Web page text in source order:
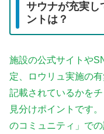
サウナが充実し
ントは？
施設の公式サイトや
定、ロウリュ実施の
記載されているかを
見分けポイントです
のコミュニティ」で